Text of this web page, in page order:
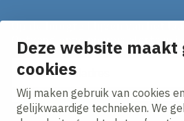
Deze website maakt
cookies
Wij maken gebruik van cookies
gelijkwaardige technieken. We
Ontvang onze nieuws alerts in
E-mailadres
Ik ga akkoord met hetprivacy